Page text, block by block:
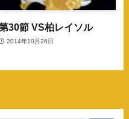
30節 VS柏レイソル
2014年10月26日